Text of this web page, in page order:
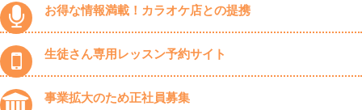
お得な情報満載！カラオケ店との提携
生徒さん専用レッスン予約サイト
事業拡大のため正社員募集